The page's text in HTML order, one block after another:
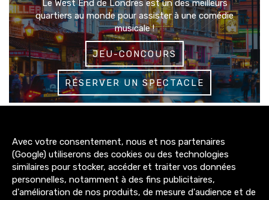
Le West End de Londres est un des meilleurs
quartiers au monde pour assister à une comédie
musicale !
JEU-CONCOURS
RÉSERVER UN SPECTACLE
3200+
abonnés
4300+
abonnés
Avec votre consentement, nous et nos partenaires
(Google) utiliserons des cookies ou des technologies
similaires pour stocker, accéder et traiter vos données
personnelles, notamment à des fins publicitaires,
d'amélioration de nos produits, de mesure d'audience et de